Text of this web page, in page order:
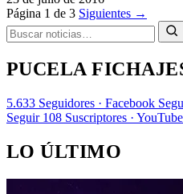
Página 1 de 3 Siguientes →
PUCELA
5.633 Seguidores · Facebook
Seguir 108 Suscriptores · YouTube
LO ÚLTIMO